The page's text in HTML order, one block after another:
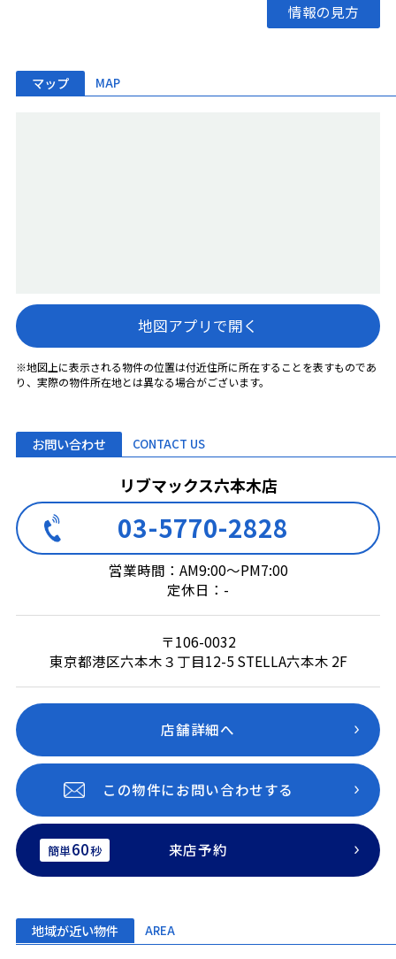
情報の見方
マップ MAP
地図アプリで開く
※地図上に表示される物件の位置は付近住所に所在することを表すものであ
り、実際の物件所在地とは異なる場合がございます。
お問い合わせ CONTACT US
リブマックス六本木店
03-5770-2828
営業時間：AM9:00～PM7:00
定休日：-
〒106-0032
東京都港区六本木３丁目12-5 STELLA六本木 2F
店舗詳細へ
この物件にお問い合わせする
簡単60秒 来店予約
地域が近い物件 AREA